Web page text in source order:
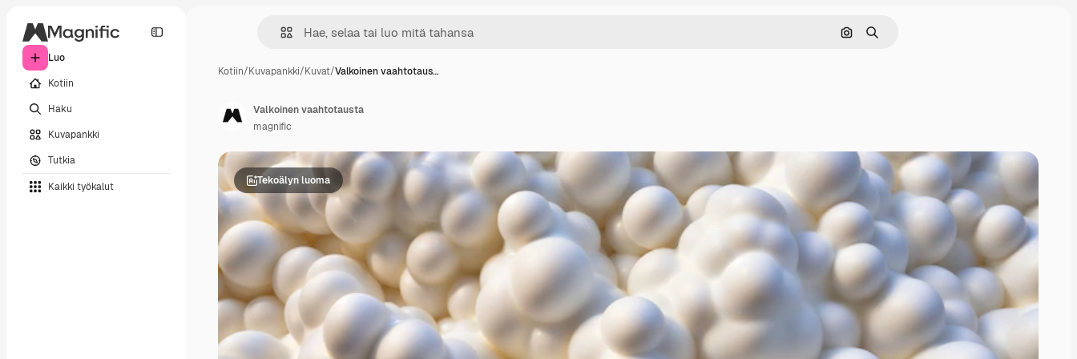
Luo
Kotiin
Haku
Kuvapankki
Tutkia
Kaikki työkalut
Hae kuvan perusteella
Haku
Kotiin/Kuvapankki/Kuvat/Valkoinen vaahtotaus…
Tekoälyn luoma
Valkoinen vaahtotausta
magnific